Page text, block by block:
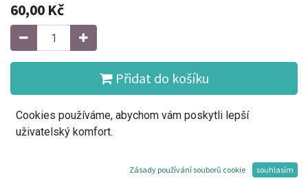
60,00 Kč
Přidat do košíku
Koupit
Přidat do seznamu přání
Cookies používáme, abychom vám poskytli lepší
uživatelský komfort.
Zásady používání souborů cookie souhlasím